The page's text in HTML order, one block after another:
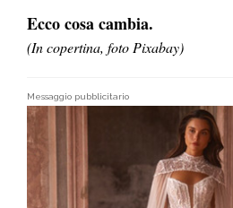
Ecco cosa cambia.
(In copertina, foto Pixabay)
Messaggio pubblicitario